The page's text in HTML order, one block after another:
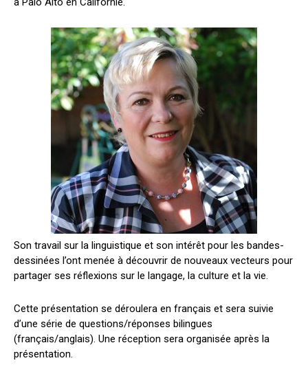
Son travail sur la linguistique et son intérêt pour les bandes-
dessinées l’ont menée à découvrir de nouveaux vecteurs pour
partager ses réflexions sur le langage, la culture et la vie.
Cette présentation se déroulera en français et sera suivie
d’une série de questions/réponses bilingues
(français/anglais). Une réception sera organisée après la
présentation.